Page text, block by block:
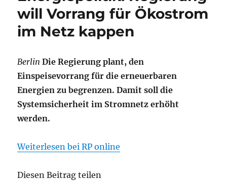
will Vorrang für Ökostrom
im Netz kappen
Berlin Die Regierung plant, den
Einspeisevorrang für die erneuerbaren
Energien zu begrenzen. Damit soll die
Systemsicherheit im Stromnetz erhöht
werden.
Weiterlesen bei RP online
Diesen Beitrag teilen